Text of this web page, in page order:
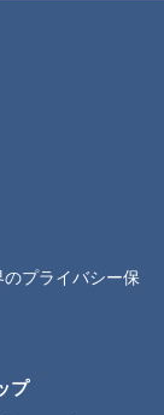
プライバシー保
プ